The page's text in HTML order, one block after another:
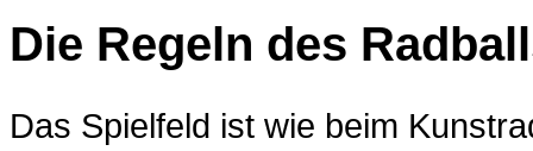
Die Regeln des
Das Spielfeld ist wie beim